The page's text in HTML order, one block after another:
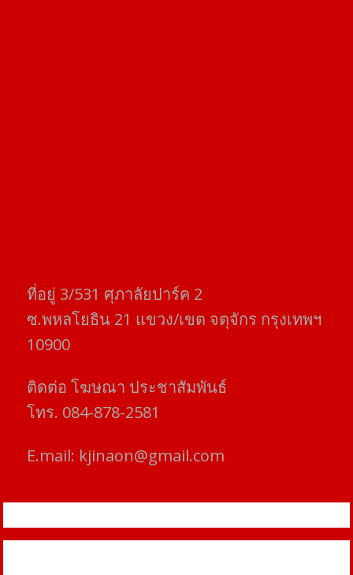
ที่อยู่​ 3/531​ ศุภาลัยปาร์ค​ 2
ซ.พหลโยธิน​ 21​ แขวง/เขต​ จตุจักร​ กรุงเทพฯ
10900
ติดต่อ​ โฆษณา​ ประชาสัมพันธ์
โทร​. 084-878-2581
E.mail: kjinaon@gmail.com